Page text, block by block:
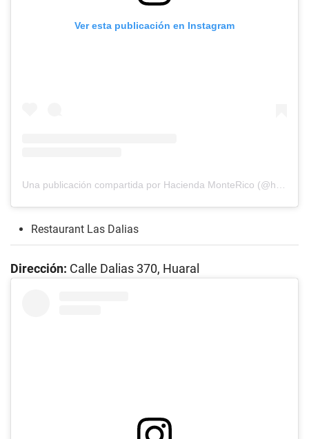
Ver esta publicación en Instagram
Restaurant Las Dalias
Dirección: Calle Dalias 370, Huaral